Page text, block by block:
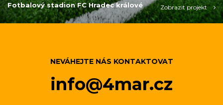
Fotbalový stadion FC Hradec králové Zobrazit projekt
NEVÁHEJTE NÁS KONTAKTOVAT
info@4mar.cz